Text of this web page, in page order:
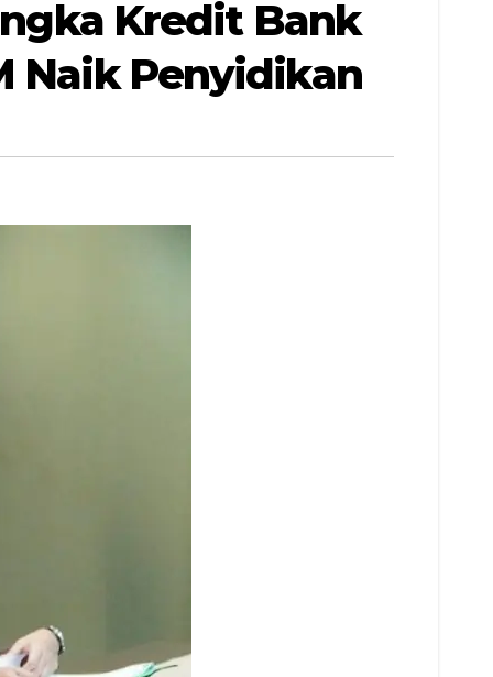
Kredit Bank
Naik Penyidikan